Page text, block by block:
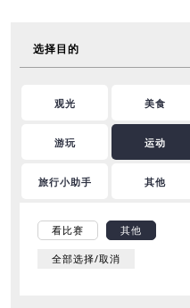
选择目的
观光 美食
游玩 运动
旅行小助手 其他
看比赛 其他
全部选择/取消